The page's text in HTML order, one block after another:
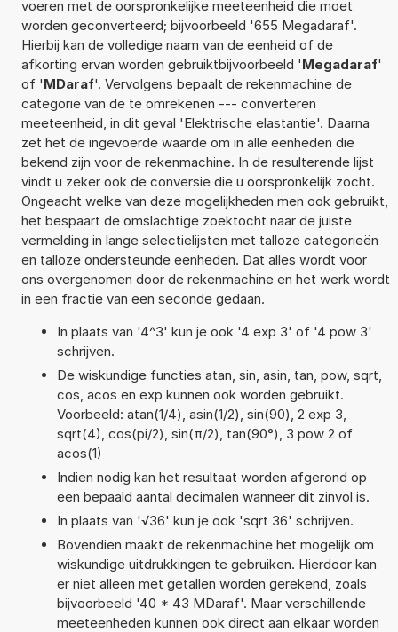
voeren met de oorspronkelijke meeteenheid die moet
worden geconverteerd; bijvoorbeeld '655 Megadaraf'.
Hierbij kan de volledige naam van de eenheid of de
afkorting ervan worden gebruiktbijvoorbeeld 'Megadaraf'
of 'MDaraf'. Vervolgens bepaalt de rekenmachine de
categorie van de te omrekenen --- converteren
meeteenheid, in dit geval 'Elektrische elastantie'. Daarna
zet het de ingevoerde waarde om in alle eenheden die
bekend zijn voor de rekenmachine. In de resulterende lijst
vindt u zeker ook de conversie die u oorspronkelijk zocht.
Ongeacht welke van deze mogelijkheden men ook gebruikt,
het bespaart de omslachtige zoektocht naar de juiste
vermelding in lange selectielijsten met talloze categorieën
en talloze ondersteunde eenheden. Dat alles wordt voor
ons overgenomen door de rekenmachine en het werk wordt
in een fractie van een seconde gedaan.
In plaats van '4^3' kun je ook '4 exp 3' of '4 pow 3'
schrijven.
De wiskundige functies atan, sin, asin, tan, pow, sqrt,
cos, acos en exp kunnen ook worden gebruikt.
Voorbeeld: atan(1/4), asin(1/2), sin(90), 2 exp 3,
sqrt(4), cos(pi/2), sin(π/2), tan(90°), 3 pow 2 of
acos(1)
Indien nodig kan het resultaat worden afgerond op
een bepaald aantal decimalen wanneer dit zinvol is.
In plaats van '√36' kun je ook 'sqrt 36' schrijven.
Bovendien maakt de rekenmachine het mogelijk om
wiskundige uitdrukkingen te gebruiken. Hierdoor kan
er niet alleen met getallen worden gerekend, zoals
bijvoorbeeld '40 * 43 MDaraf'. Maar verschillende
meeteenheden kunnen ook direct aan elkaar worden